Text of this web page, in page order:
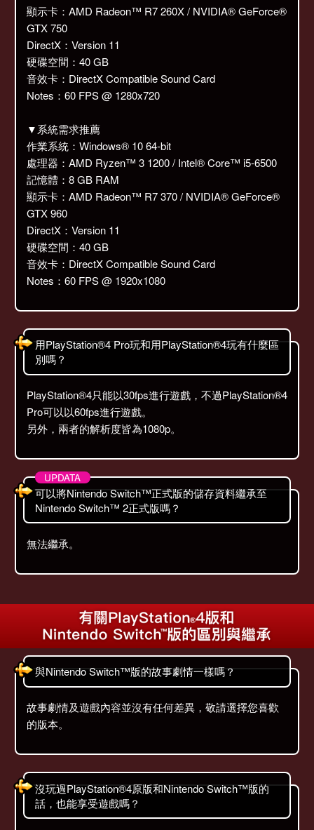
顯示卡：AMD Radeon™ R7 260X / NVIDIA® GeForce®
GTX 750
DirectX：Version 11
硬碟空間：40 GB
音效卡：DirectX Compatible Sound Card
Notes：60 FPS @ 1280x720
▼系統需求推薦
作業系統：Windows® 10 64-bit
處理器：AMD Ryzen™ 3 1200 / Intel® Core™ i5-6500
記憶體：8 GB RAM
顯示卡：AMD Radeon™ R7 370 / NVIDIA® GeForce®
GTX 960
DirectX：Version 11
硬碟空間：40 GB
音效卡：DirectX Compatible Sound Card
Notes：60 FPS @ 1920x1080
用PlayStation®4 Pro玩和用PlayStation®4玩有什麼區
別嗎？
PlayStation®4只能以30fps進行遊戲，不過PlayStation®4
Pro可以以60fps進行遊戲。
另外，兩者的解析度皆為1080p。
可以將Nintendo Switch™正式版的儲存資料繼承至
Nintendo Switch™ 2正式版嗎？
無法繼承。
與Nintendo Switch™版的故事劇情一樣嗎？
故事劇情及遊戲內容並沒有任何差異，敬請選擇您喜歡
的版本。
沒玩過PlayStation®4原版和Nintendo Switch™版的
話，也能享受遊戲嗎？